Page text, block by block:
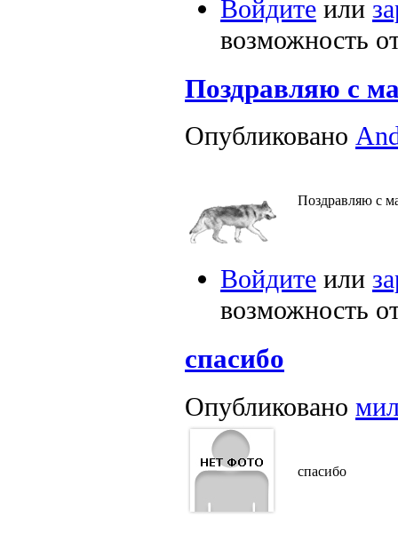
Войдите или
возможность
Поздравляю с
Опубликовано
Поздравляю с
Войдите или
возможность
спасибо
Опубликовано
спасибо